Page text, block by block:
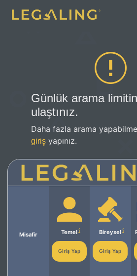
Günlük arama
ulaştınız.
Daha fazla arama
giriş yapınız.
Misafir Temel
Giriş Yap
Bireysel
Giriş Yap